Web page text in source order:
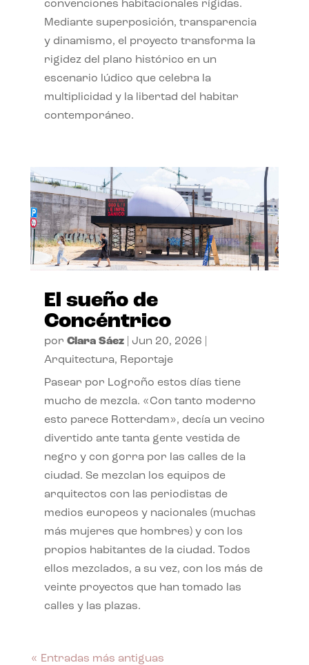
convenciones habitacionales rígidas.
Mediante superposición, transparencia
y dinamismo, el proyecto transforma la
rigidez del plano histórico en un
escenario lúdico que celebra la
multiplicidad y la libertad del habitar
contemporáneo.
El sueño de
Concéntrico
por Clara Sáez| Jun 20, 2026
Arquitectura, Reportaje
Pasear por Logroño estos días tiene
mucho de mezcla. «Con tanto moderno
esto parece Rotterdam», decía un vecino
divertido ante tanta gente vestida de
negro y con gorra por las calles de la
ciudad. Se mezclan los equipos de
arquitectos con las periodistas de
medios europeos y nacionales (muchas
más mujeres que hombres) y con los
propios habitantes de la ciudad. Todos
ellos mezclados, a su vez, con los más de
veinte proyectos que han tomado las
calles y las plazas.
« Entradas más antiguas